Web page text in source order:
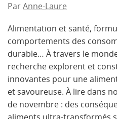
ParAnne-Laure
Alimentation et santé,
comportements des
durable… À travers le
recherche explorent et
innovantes pour une
et savoureuse. À lire dans
de novembre : des